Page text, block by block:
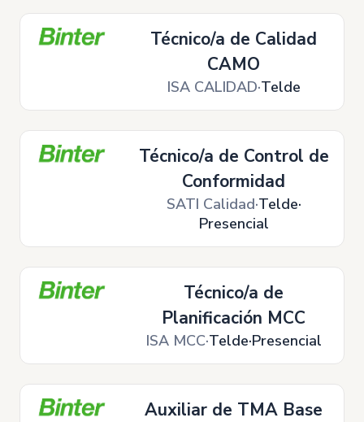
Técnico/a de Calidad
CAMO
ISA CALIDAD Telde
Técnico/a de Control de
Conformidad
SATI Calidad Telde
Presencial
Técnico/a de
Planificación MCC
ISA MCC Telde Presencial
Auxiliar de TMA Base